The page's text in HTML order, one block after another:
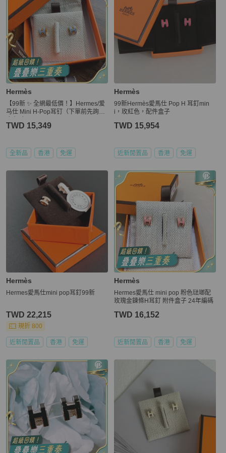
Hermès
【99新 ✨ 全網最低價！】Hermes/爱
马仕 Mini H-Pop耳钉（下單前先詢問
TWD 15,349
全新品 香港 免運
Hermès
99新Hermès愛馬仕 Pop H 耳釘min
i，玫紅色，配件盒子
TWD 15,954
近新閒置品 香港 免運
Hermès
Hermes愛馬仕mini pop耳釘99新
TWD 22,215
現折 800
近新閒置品 香港 免運
Hermès
Hermes愛馬仕 mini pop 粉色琺瑯配
玫瑰金鍊條H耳釘 附件盒子 24年編碼
TWD 16,152
近新閒置品 香港 免運